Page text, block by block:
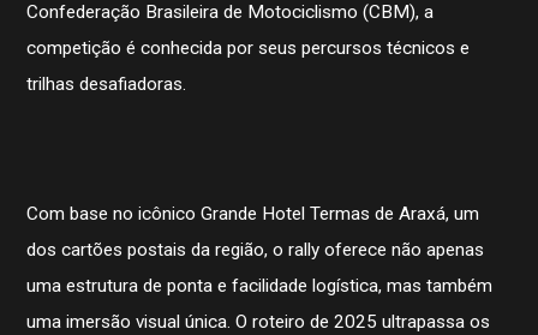
Confederação Brasileira de Motociclismo (CBM), a
competição é conhecida por seus percursos técnicos e
trilhas desafiadoras.
Com base no icônico Grande Hotel Termas de Araxá, um
dos cartões postais da região, o rally oferece não apenas
uma estrutura de ponta e facilidade logística, mas também
uma imersão visual única. O roteiro de 2025 ultrapassa os